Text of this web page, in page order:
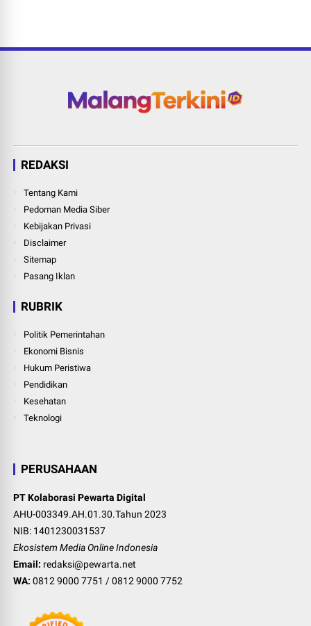
REDAKSI
Tentang Kami
Pedoman Media Siber
Kebijakan Privasi
Disclaimer
Sitemap
Pasang Iklan
RUBRIK
Politik Pemerintahan
Ekonomi Bisnis
Hukum Peristiwa
Pendidikan
Kesehatan
Teknologi
PERUSAHAAN
PT Kolaborasi Pewarta Digital
AHU-003349.AH.01.30.Tahun 2023
NIB: 1401230031537
Ekosistem Media Online Indonesia
Email: redaksi@pewarta.net
WA: 0812 9000 7751 /0812 9000 7752